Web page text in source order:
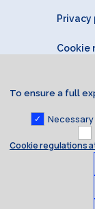
Privacy
Cookie
To ensure a full
Necessary
Cookie regulations